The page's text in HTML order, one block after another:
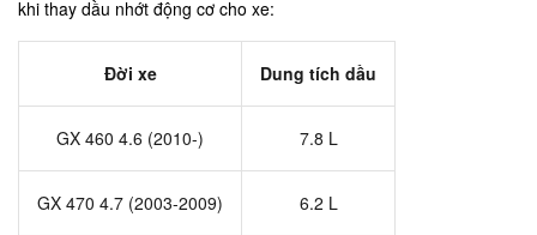
khi thay dầu nhớt động cơ cho xe:
Đời xe Dung tích dầu
GX 460 4.6 (2010-) 7.8 L
GX 470 4.7 (2003-2009) 6.2 L